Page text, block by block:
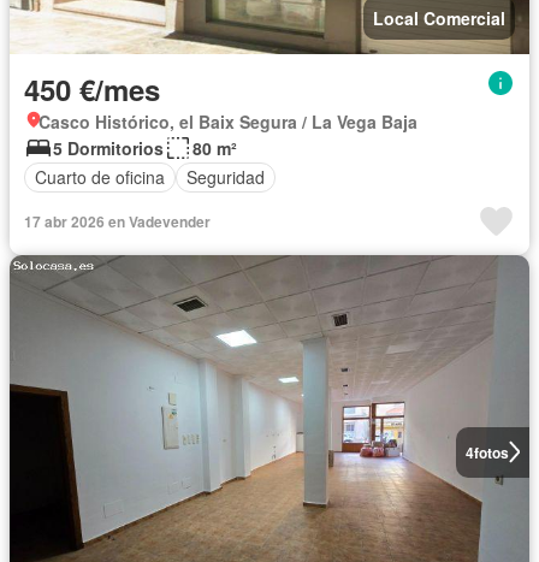
Local Comercial
450 €/mes
Casco Histórico, el Baix Segura / La Vega Baja
5 Dormitorios
80 m²
Cuarto de oficina
Seguridad
17 abr 2026 en Vadevender
4fotos